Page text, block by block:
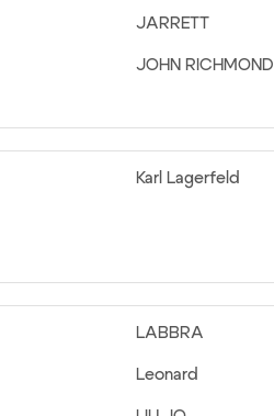
JARRETT
JOHN RICHMOND
Karl Lagerfeld
LABBRA
Leonard